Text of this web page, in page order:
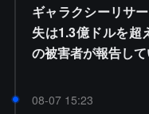
ギャラクシーリサ
失は1.3億ドルを超
の被害者が報告して
08-07 15:23